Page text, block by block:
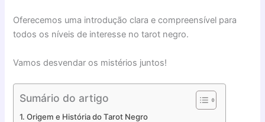
Oferecemos uma introdução clara e compreensível para
todos os níveis de interesse no tarot negro.
Vamos desvendar os mistérios juntos!
Sumário do artigo
Origem e História do Tarot Negro